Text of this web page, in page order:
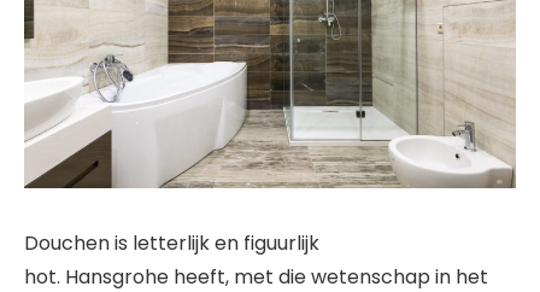
Douchen is letterlijk en figuurlijk
hot. Hansgrohe heeft, met die wetenschap in het